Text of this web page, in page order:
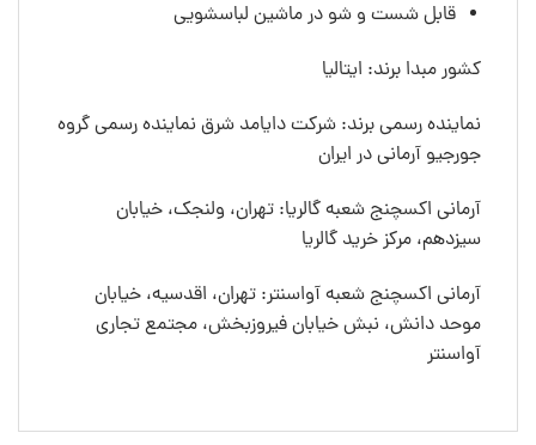
قابل شست و شو در ماشین لباسشویی
کشور مبدا برند: ایتالیا
نماینده رسمی برند: شرکت دایامد شرق نماینده رسمی گروه
جورجیو آرمانی در ایران
آرمانی اکسچنج شعبه گالریا: تهران، ولنجک، خیابان
سیزدهم، مرکز خرید گالریا
آرمانی اکسچنج شعبه آواسنتر: تهران، اقدسیه، خیابان
موحد دانش، نبش خیابان فیروزبخش، مجتمع تجاری
آواسنتر